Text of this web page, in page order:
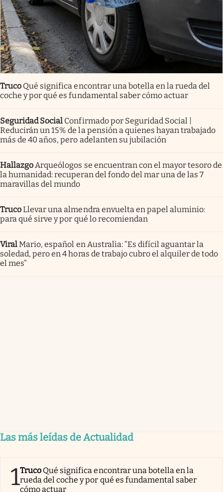
Truco Qué significa encontrar una botella en la rueda del
coche y por qué es fundamental saber cómo actuar
Seguridad Social Confirmado por Seguridad Social |
Reducirán un 15% de la pensión a quienes hayan trabajado
más de 40 años, pero adelanten su jubilación
Hallazgo Arqueólogos se encuentran con el mayor tesoro de
la humanidad: recuperan del fondo del mar una de las 7
maravillas del mundo
TrucoLlevar una almendra envuelta en papel aluminio:
para qué sirve y por qué lo recomiendan
ViralMario, español en Australia: “Es difícil aguantar la
soledad, pero en 4 horas de trabajo cubro el alquiler de todo
el mes”
Las más leídas de Actualidad
1Truco Qué significa encontrar una botella en la
rueda del coche y por qué es fundamental saber
cómo actuar